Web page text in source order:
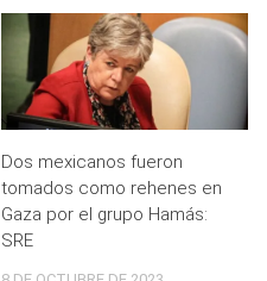
Dos mexicanos fueron
tomados como rehenes en
Gaza por el grupo Hamás:
SRE